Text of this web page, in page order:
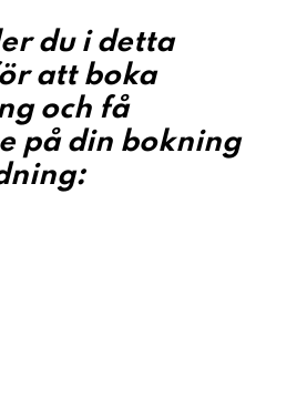
du i detta
att boka
och få
på din bokning